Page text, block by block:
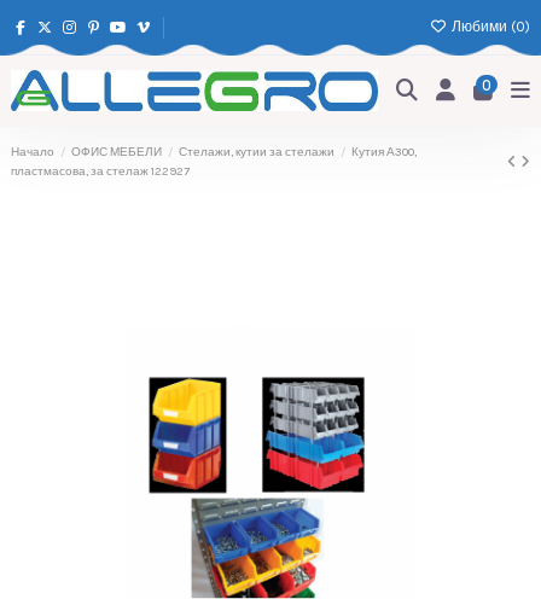
Любими (0)
0
Начало ОФИС МЕБЕЛИ Стелажи, кутии за стелажи
Кутия А300,
пластмасова, за стелаж 122927